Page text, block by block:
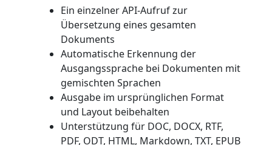
Ein einzelner API-Aufruf zur
Übersetzung eines gesamten
Dokuments
Automatische Erkennung der
Ausgangssprache bei Dokumenten mit
gemischten Sprachen
Ausgabe im ursprünglichen Format
und Layout beibehalten
Unterstützung für DOC, DOCX, RTF,
PDF, ODT, HTML, Markdown, TXT, EPUB